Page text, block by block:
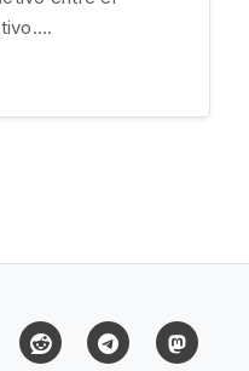
Whatsapp Reddit Telegram